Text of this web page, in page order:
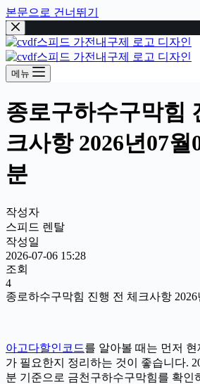
본문으로 건너뛰기
메뉴
종로구하수구막힘
크사항 2026년07월
분
작성자
스피드 렌탈
작성일
2026-07-06 15:28
조회
4
종로하수구막힘 진행 전 체크사항 2026
아고다할인코드를 알아볼 때는 먼저
가 필요한지 정리하는 것이 좋습니다.
분 기준으로 금천구하수구막힘를 확인